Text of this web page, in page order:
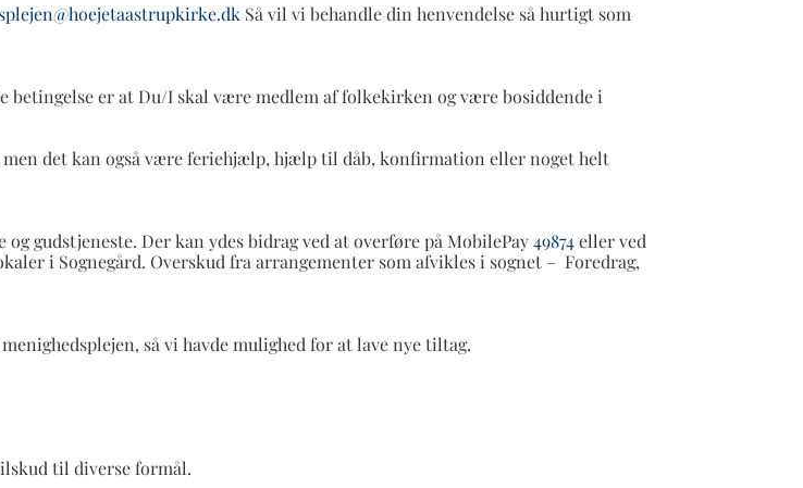
Så vil vi behandle din henvendelse så hurtigt som
er at Du/I skal være medlem af folkekirken og være bosiddende i
det kan også være feriehjælp, hjælp til dåb, konfirmation eller noget helt
gudstjeneste. Der kan ydes bidrag ved at overføre på MobilePay49874eller ved
i Sognegård. Overskud fra arrangementer som afvikles i sognet – Foredrag,
så vi havde mulighed for at lave nye tiltag.
til diverse formål.